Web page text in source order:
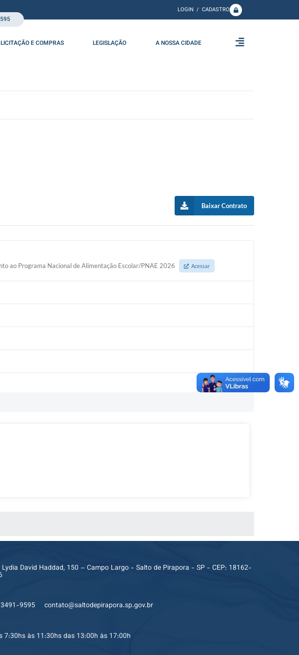
LOGIN / CADASTRO
LICITAÇÃO E COMPRAS LEGISLAÇÃO A NOSSA CIDADE
Baixar Contrato
ao Programa Nacional de Alimentação Escolar/PNAE 2026
Acessar
Lydia David Haddad, 150 – Campo Largo - Salto de Pirapora - SP - CEP: 18162-
9595 contato@saltodepirapora.sp.gov.br
7:30hs às 11:30hs das 13:00h às 17:00h